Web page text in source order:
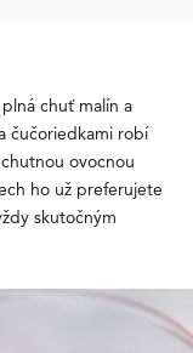
chuť malín a
čučoriedkami robí
ovocnou
ho už preferujete
skutočným